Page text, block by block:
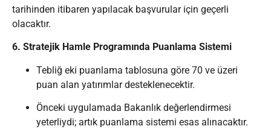
tarihinden itibaren yapılacak başvurular için geçerli
olacaktır.
6. Stratejik Hamle Programında Puanlama Sistemi
Tebliğ eki puanlama tablosuna göre 70 ve üzeri
puan alan yatırımlar desteklenecektir.
Önceki uygulamada Bakanlık değerlendirmesi
yeterliydi; artık puanlama sistemi esas alınacaktır.